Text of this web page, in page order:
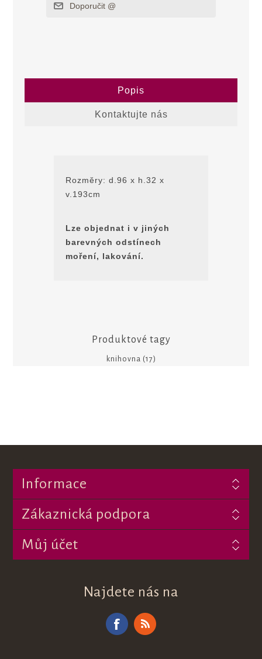
Popis
Kontaktujte nás
Rozmĕry: d.96 x h.32 x
v.193cm
Lze objednat i v jiných
barevných odstínech
moření, lakování.
Produktové tagy
knihovna (17)
Informace
Zákaznická podpora
Můj účet
Najdete nás na